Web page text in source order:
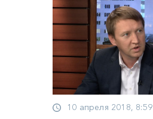
10 апреля 2018, 8:59